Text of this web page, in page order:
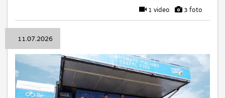
1 video 3 foto
11.07.2026